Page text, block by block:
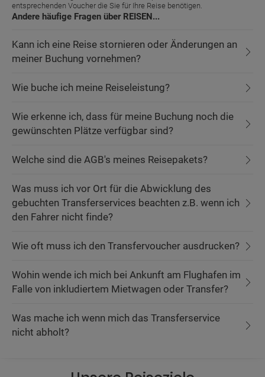
entsprechenden Voucher die Sie für Ihre Reise benötigen.
Andere häufige Fragen über REISEN...
Kann ich eine Reise stornieren oder Änderungen an
meiner Buchung vornehmen?
Wie buche ich meine Reiseleistung?
Wie erkenne ich, dass für meine Buchung noch die
gewünschten Plätze verfügbar sind?
Welche sind die AGB's meines Reisepakets?
Was muss ich vor Ort für die Abwicklung des
gebuchten Transferservices beachten z.B. wenn ich
den Fahrer nicht finde?
Wie oft muss ich den Transfervoucher ausdrucken?
Wohin wende ich mich bei Ankunft am Flughafen im
Falle von inkludiertem Mietwagen oder Transfer?
Was mache ich wenn mich das Transferservice
nicht abholt?